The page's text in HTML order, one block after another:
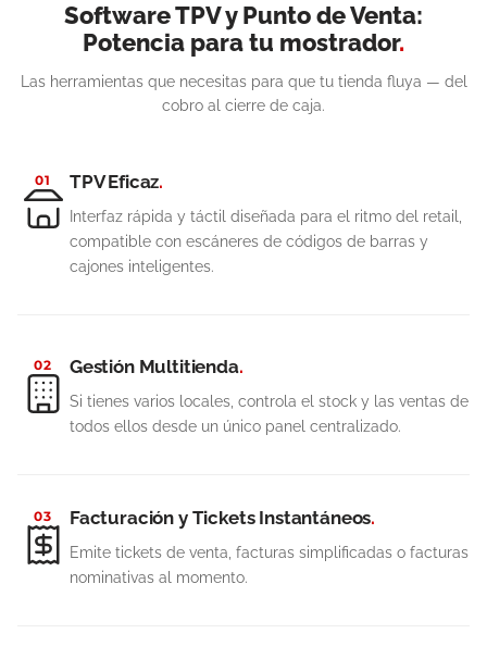
Software TPV y Punto de Venta:
Potencia para tu mostrador.
Las herramientas que necesitas para que tu tienda fluya — del
cobro al cierre de caja.
01 TPV Eficaz.
Interfaz rápida y táctil diseñada para el ritmo del retail,
compatible con escáneres de códigos de barras y
cajones inteligentes.
02 Gestión Multitienda.
Si tienes varios locales, controla el stock y las ventas de
todos ellos desde un único panel centralizado.
03 Facturación y Tickets Instantáneos.
Emite tickets de venta, facturas simplificadas o facturas
nominativas al momento.